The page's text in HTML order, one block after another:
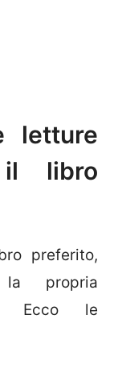
letture
il libro
preferito,
propria
Ecco le